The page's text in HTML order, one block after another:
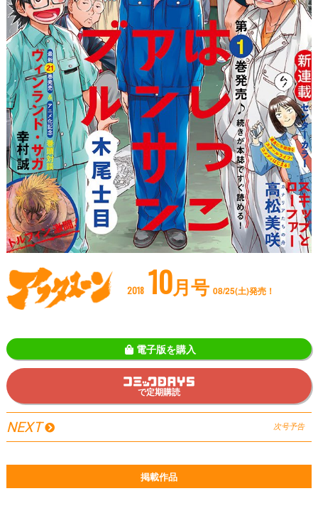
2018 10月号 08/25(土)発売！
電子版を購入
で定期購読
NEXT 次号予告
掲載作品